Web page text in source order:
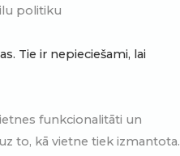
politiku
Tie ir nepieciešami, lai
funkcionalitāti un
to, kā vietne tiek izmantota.